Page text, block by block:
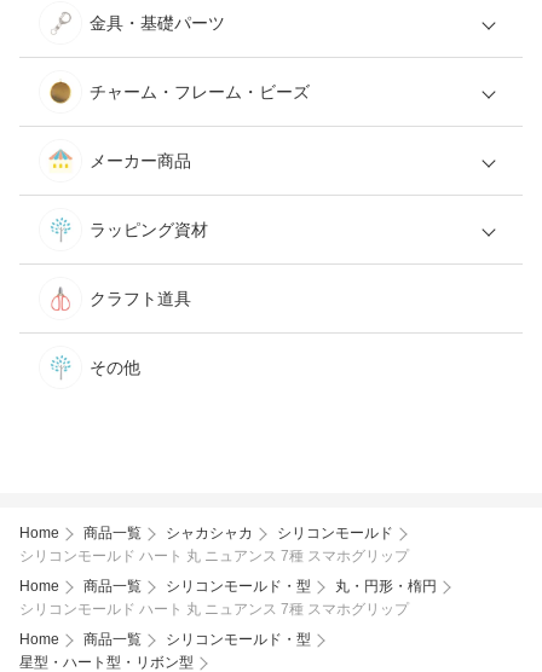
金具・基礎パーツ
チャーム・フレーム・ビーズ
メーカー商品
ラッピング資材
クラフト道具
その他
Home 商品一覧 シャカシャカ
シリコンモールド
シリコンモールド ハート 丸 ニュアンス 7種 スマホグリップ
Home
商品一覧 シリコンモールド・型
丸・円形・楕円
シリコンモールド ハート 丸 ニュアンス 7種 スマホグリップ
Home
商品一覧
シリコンモールド・型
星型・ハート型・リボン型